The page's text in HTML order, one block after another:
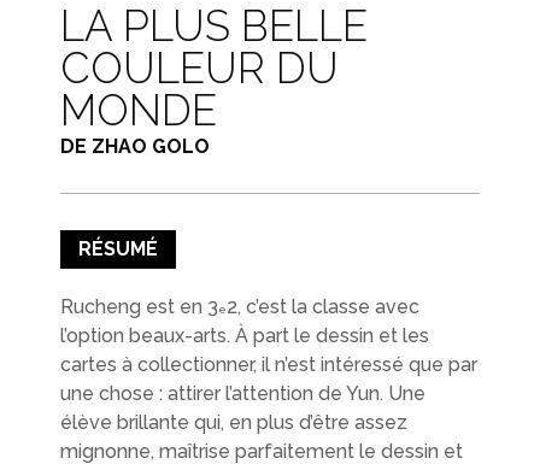
COUPS DE CŒUR
CONTACTS/ACCÈS
LA PLUS BELLE
COULEUR DU
MONDE
DE ZHAO GOLO
RÉSUMÉ
Rucheng est en 3e2, c’est la classe avec
l’option beaux-arts. À part le dessin et les
cartes à collectionner, il n’est intéressé que par
une chose : attirer l’attention de Yun. Une
élève brillante qui, en plus d’être assez
mignonne, maîtrise parfaitement le dessin et